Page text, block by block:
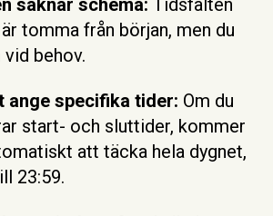
saknar schema:
Tidsfälten
tomma från början, men du
behov.
ange specifika tider: Om du
start- och sluttider, kommer
att täcka hela dygnet,
23:59.